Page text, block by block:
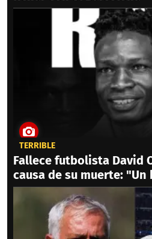
TERRIBLE
Fallece futbolista David
causa de su muerte: